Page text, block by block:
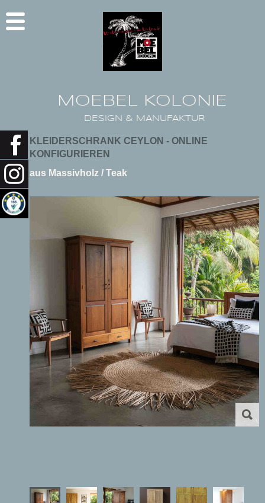
MOEBEL KOLONIE
DESIGN & MANUFAKTUR
KLEIDERSCHRANK CEYLON - ONLINE
KONFIGURIEREN
aus Massivholz / Teak